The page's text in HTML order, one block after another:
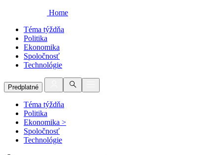
Home
Téma týždňa
Politika
Ekonomika
Spoločnosť
Technológie
Predplatné
Téma týždňa
Politika
Ekonomika >
Spoločnosť
Technológie